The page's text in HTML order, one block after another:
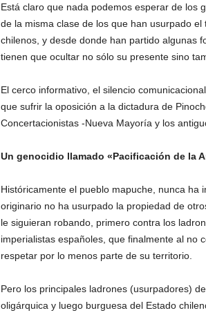
Está claro que nada podemos esperar de los
de la misma clase de los que han usurpado
chilenos, y desde donde han partido algunas
tienen que ocultar no sólo su presente sino
El cerco informativo, el silencio
que sufrir la oposición a la dictadura de
Concertacionistas -Nueva Mayoría y los
Un genocidio llamado «Pacificación de la
Históricamente el pueblo mapuche, nunca
originario no ha usurpado la propiedad de
le siguieran robando, primero contra los
imperialistas españoles, que finalmente al no
respetar por lo menos parte de su territorio.
Pero los principales ladrones (usurpadores)
oligárquica y luego burguesa del Estado